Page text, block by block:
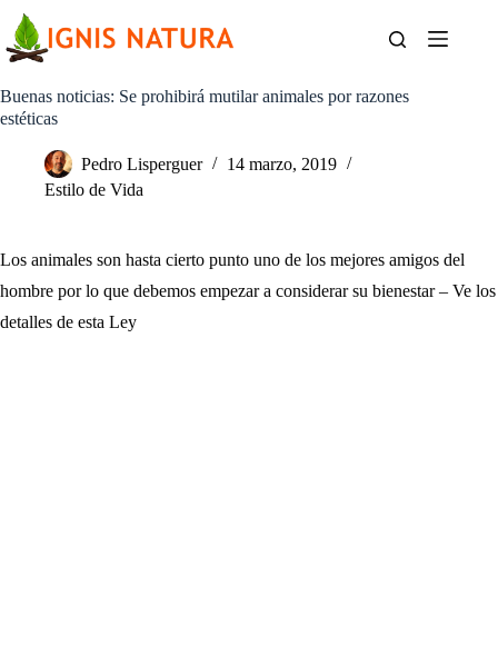
contenido
Buenas noticias: Se prohibirá mutilar animales por razones
estéticas
Pedro Lisperguer
14 marzo, 2019
Estilo de Vida
Los animales son hasta cierto punto uno de los mejores amigos del
hombre por lo que debemos empezar a considerar su bienestar – Ve los
detalles de esta Ley